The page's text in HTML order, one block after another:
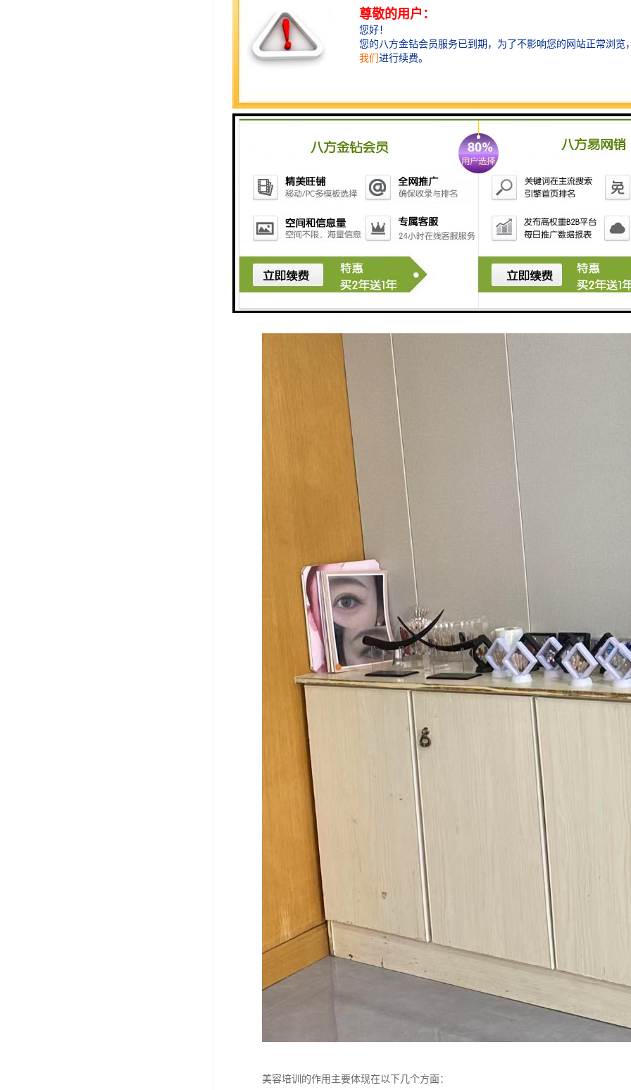
4. 产品了解：介绍美容产品的特点和使用方法，帮助学员掌握如何根据客户需求合适
5. 服务理念：培养学员良好的服务意识和职业道德，提升客户满意度和忠诚度。
7. 资格认证：通过考核和认证，为学员提供行业认可的资格证书，增加就业竞争力。
9. 个性化教学：根据学员的不同背景和需求，提供个性化的教学方案，确保每位学员
10. 职业规划：帮助学员明确职业发展方向，提供职业规划建议，助力学员在美容行
美容培训的作用主要体现在以下几个方面：